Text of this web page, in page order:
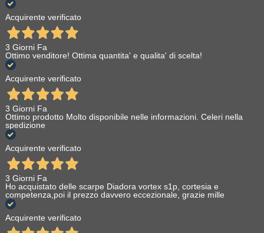
Acquirente verificato
3 Giorni Fa
Ottimo venditore! Ottima quantita' e qualita' di scelta!
Acquirente verificato
3 Giorni Fa
Ottimo prodotto Molto disponibile nelle informazioni. Celeri nella
spedizione
Acquirente verificato
3 Giorni Fa
Ho acquistato delle scarpe Diadora vortex s1p, cortesia e
competenza,poi il prezzo davvero eccezionale, grazie mille
Acquirente verificato